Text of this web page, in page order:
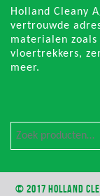
Holland Cleany
vertrouwde
materialen zoals
vloertrekkers,
meer.
© 2017 HOLLAND